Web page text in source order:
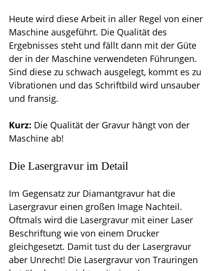
Heute wird diese Arbeit in aller Regel von einer
Maschine ausgeführt. Die Qualität des
Ergebnisses steht und fällt dann mit der Güte
der in der Maschine verwendeten Führungen.
Sind diese zu schwach ausgelegt, kommt es zu
Vibrationen und das Schriftbild wird unsauber
und fransig.
Kurz: Die Qualität der Gravur hängt von der
Maschine ab!
Die Lasergravur im Detail
Im Gegensatz zur Diamantgravur hat die
Lasergravur einen großen Image Nachteil.
Oftmals wird die Lasergravur mit einer Laser
Beschriftung wie von einem Drucker
gleichgesetzt. Damit tust du der Lasergravur
aber Unrecht! Die Lasergravur von Trauringen